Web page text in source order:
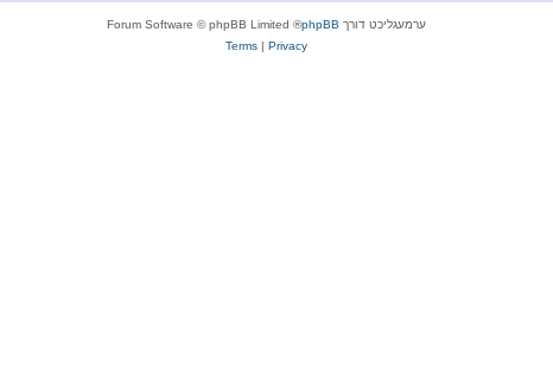
ערמעגליכט דורך phpBB
® Forum Software © phpBB Limited
Privacy
|
Terms